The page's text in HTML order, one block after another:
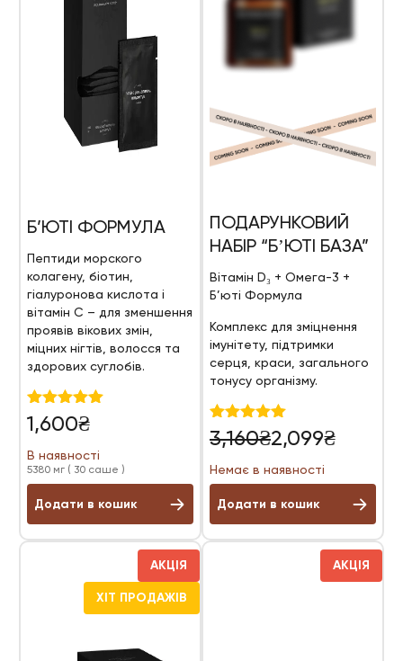
Б’ЮТІ ФОРМУЛА
Пептиди морского
колагену, біотин,
гіалуронова кислота і
вітамін С – для зменшення
проявів вікових змін,
міцних нігтів, волосся та
здорових суглобів.
Оцінено в
4.97
1,600₴
В наявності
5380 мг ( 30 саше )
Додати в кошик
ПОДАРУНКОВИЙ
НАБІР “БʼЮТІ БАЗА”
Вітамін D₃ + Омега-3 +
Б’юті Формула
Комплекс для зміцнення
імунітету, підтримки
серця, краси, загального
тонусу організму.
Оцінено в
5.00
3,160₴
Оригінальна
3,160₴.
2,099₴
Поточна
2,099₴.
Немає в наявності
Додати в кошик
АКЦІЯ
ХІТ ПРОДАЖІВ
АКЦІЯ